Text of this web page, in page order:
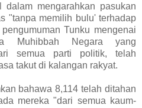
dalam mengarahkan pasukan
"tanpa memilih bulu' terhadap
Tunku mengenai
Muhibbah Negara yang
semua parti politik, telah
takut di kalangan rakyat.
bahawa 8,114 telah ditahan
mereka "dari semua kaum-